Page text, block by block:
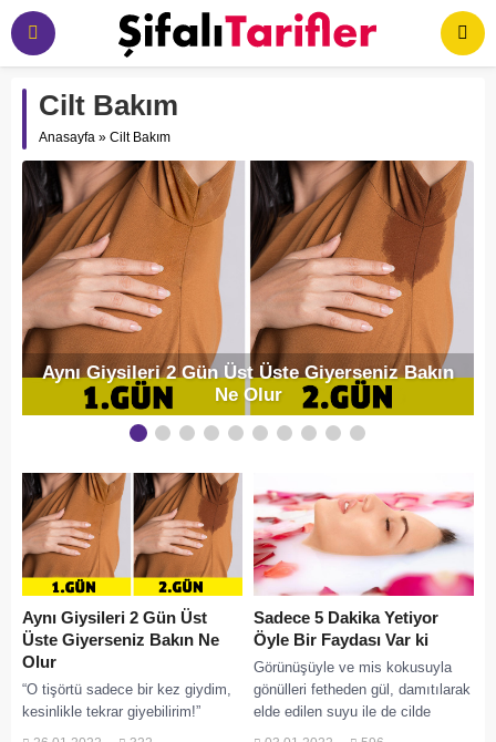
Cilt Bakım
Anasayfa » Cilt Bakım
Aynı Giysileri 2 Gün Üst Üste Giyerseniz Bakın
Ne Olur
Aynı Giysileri 2 Gün Üst
Üste Giyerseniz Bakın Ne
Olur
“O tişörtü sadece bir kez giydim,
kesinlikle tekrar giyebilirim!”
Çoğumuz kıyafetlerimize koklama
Sadece 5 Dakika Yetiyor
Öyle Bir Faydası Var ki
Görünüşüyle ve mis kokusuyla
gönülleri fetheden gül, damıtılarak
elde edilen suyu ile de cilde
oldukça faydalı. Son yılların en